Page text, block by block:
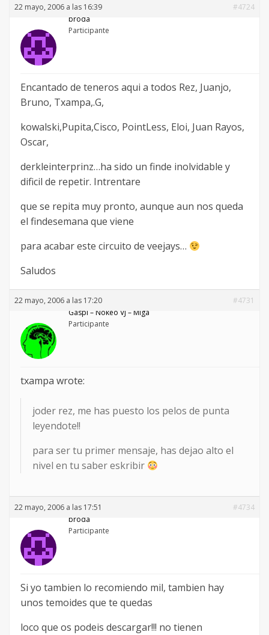
22 mayo, 2006 a las 16:39
#4724
broda
Participante
Encantado de teneros aqui a todos Rez, Juanjo,
Bruno, Txampa,.G,
kowalski,Pupita,Cisco, PointLess, Eloi, Juan Rayos,
Oscar,
derkleinterprinz…ha sido un finde inolvidable y
dificil de repetir. Intrentare
que se repita muy pronto, aunque aun nos queda
el findesemana que viene
para acabar este circuito de veejays…
Saludos
22 mayo, 2006 a las 17:20
#4731
Gaspi – Nökeö VJ – Miga
Participante
txampa wrote:
joder rez, me has puesto los pelos de punta
leyendote!!
para ser tu primer mensaje, has dejao alto el
nivel en tu saber eskribir
22 mayo, 2006 a las 17:51
#4734
broda
Participante
Si yo tambien lo recomiendo mil, tambien hay
unos temoides que te quedas
loco que os podeis descargar!!! no tienen